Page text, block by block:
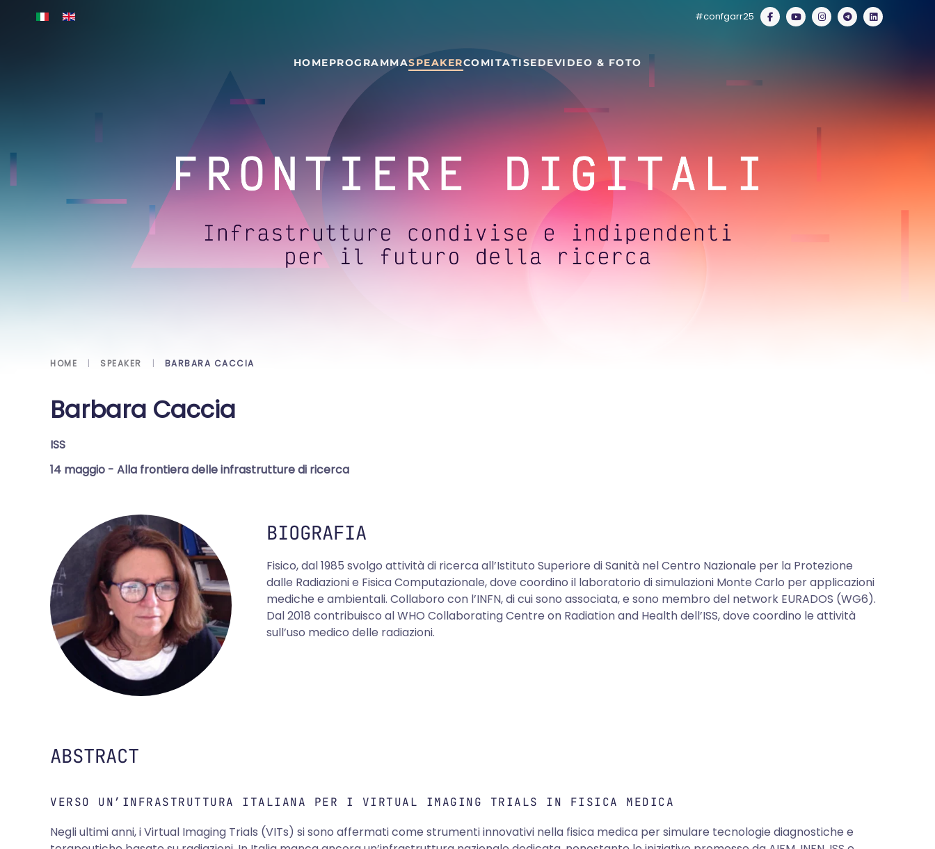
#confgarr25
HOMEPROGRAMMASPEAKERCOMITATISEDEVIDEO & FOTO
HOME SPEAKER BARBARA CACCIA
Barbara Caccia
ISS
14 maggio - Alla frontiera delle infrastrutture di ricerca
BIOGRAFIA
Fisico, dal 1985 svolgo attività di ricerca all’Istituto Superiore di Sanità nel Centro Nazionale per la Protezione
dalle Radiazioni e Fisica Computazionale, dove coordino il laboratorio di simulazioni Monte Carlo per applicazioni
mediche e ambientali. Collaboro con l’INFN, di cui sono associata, e sono membro del network EURADOS (WG6).
Dal 2018 contribuisco al WHO Collaborating Centre on Radiation and Health dell’ISS, dove coordino le attività
sull’uso medico delle radiazioni.
ABSTRACT
VERSO UN’INFRASTRUTTURA ITALIANA PER I VIRTUAL IMAGING TRIALS IN FISICA MEDICA
Negli ultimi anni, i Virtual Imaging Trials (VITs) si sono affermati come strumenti innovativi nella fisica medica per simulare tecnologie diagnostiche e